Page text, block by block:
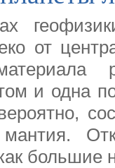
от
и одна
большие